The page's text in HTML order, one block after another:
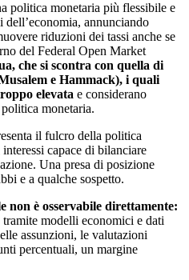
politica monetaria più flessibile e
annunciando
riduzioni dei tassi anche se
del Federal Open Market
che si scontra con quella di
e Hammack), i quali
elevata e considerano
monetaria.
il fulcro della politica
capace di bilanciare
Una presa di posizione
e a qualche sospetto.
non è osservabile direttamente:
tramite modelli economici e dati
assunzioni, le valutazioni
percentuali, un margine